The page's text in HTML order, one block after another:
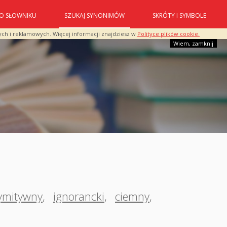
i reklamowych. Więcej informacji znajdziesz w Polityce plików cookie.
Wiem, zamknij
O SŁOWNIKU SZUKAJ SYNONIMÓW SKRÓTY I SYMBOLE
, ignorancki, ciemny,